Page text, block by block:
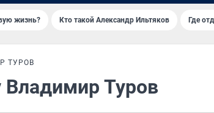
жизнь? Кто такой Александр Ильтяков Где
ТУРОВ
Владимир Туров